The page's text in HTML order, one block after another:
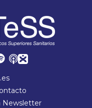
Newsletter